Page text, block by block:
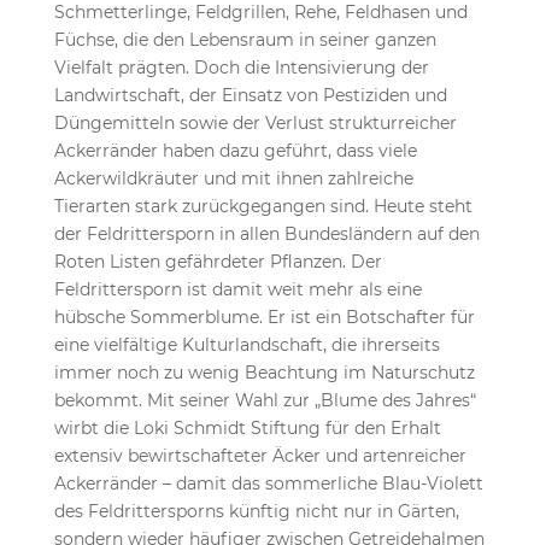
Schmetterlinge, Feldgrillen, Rehe, Feldhasen und
Füchse, die den Lebensraum in seiner ganzen
Vielfalt prägten. Doch die Intensivierung der
Landwirtschaft, der Einsatz von Pestiziden und
Düngemitteln sowie der Verlust strukturreicher
Ackerränder haben dazu geführt, dass viele
Ackerwildkräuter und mit ihnen zahlreiche
Tierarten stark zurückgegangen sind. Heute steht
der Feldrittersporn in allen Bundesländern auf den
Roten Listen gefährdeter Pflanzen. Der
Feldrittersporn ist damit weit mehr als eine
hübsche Sommerblume. Er ist ein Botschafter für
eine vielfältige Kulturlandschaft, die ihrerseits
immer noch zu wenig Beachtung im Naturschutz
bekommt. Mit seiner Wahl zur „Blume des Jahres“
wirbt die Loki Schmidt Stiftung für den Erhalt
extensiv bewirtschafteter Äcker und artenreicher
Ackerränder – damit das sommerliche Blau-Violett
des Feldrittersporns künftig nicht nur in Gärten,
sondern wieder häufiger zwischen Getreidehalmen